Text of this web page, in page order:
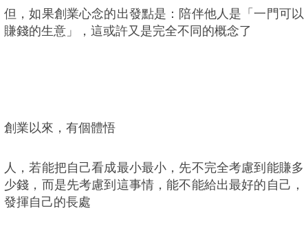
但，如果創業心念的出發點是：陪伴他人是「一門可以
賺錢的生意」，這或許又是完全不同的概念了
創業以來，有個體悟
人，若能把自己看成最小最小，先不完全考慮到能賺多
少錢，而是先考慮到這事情，能不能給出最好的自己，
發揮自己的長處